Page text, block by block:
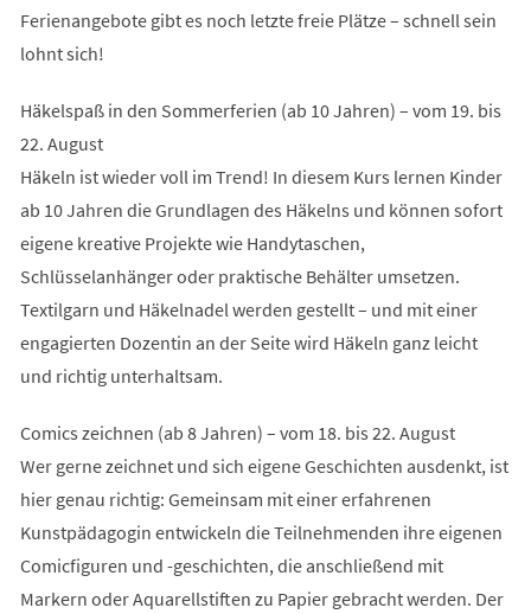
Ferienangebote gibt es noch letzte freie Plätze – schnell sein
lohnt sich!
Häkelspaß in den Sommerferien (ab 10 Jahren) – vom 19. bis
22. August
Häkeln ist wieder voll im Trend! In diesem Kurs lernen Kinder
ab 10 Jahren die Grundlagen des Häkelns und können sofort
eigene kreative Projekte wie Handytaschen,
Schlüsselanhänger oder praktische Behälter umsetzen.
Textilgarn und Häkelnadel werden gestellt – und mit einer
engagierten Dozentin an der Seite wird Häkeln ganz leicht
und richtig unterhaltsam.
Comics zeichnen (ab 8 Jahren) – vom 18. bis 22. August
Wer gerne zeichnet und sich eigene Geschichten ausdenkt, ist
hier genau richtig: Gemeinsam mit einer erfahrenen
Kunstpädagogin entwickeln die Teilnehmenden ihre eigenen
Comicfiguren und -geschichten, die anschließend mit
Markern oder Aquarellstiften zu Papier gebracht werden. Der